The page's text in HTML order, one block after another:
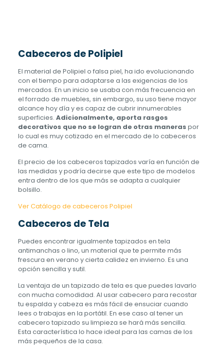
Cabeceros de Polipiel
El material de Polipiel o falsa piel, ha ido evolucionando
con el tiempo para adaptarse a las exigencias de los
mercados. En un inicio se usaba con más frecuencia en
el forrado de muebles, sin embargo, su uso tiene mayor
alcance hoy día y es capaz de cubrir innumerables
superficies. Adicionalmente, aporta rasgos
decorativos que no se logran de otras maneras por
lo cual es muy cotizado en el mercado de lo cabeceros
de cama.
El precio de los cabeceros tapizados varía en función de
las medidas y podría decirse que este tipo de modelos
entra dentro de los que más se adapta a cualquier
bolsillo.
Ver Catálogo de cabeceros Polipiel
Cabeceros de Tela
Puedes encontrar igualmente tapizados en tela
antimanchas o lino, un material que te permite más
frescura en verano y cierta calidez en invierno. Es una
opción sencilla y sutil.
La ventaja de un tapizado de tela es que puedes lavarlo
con mucha comodidad. Al usar cabecero para recostar
tu espalda y cabeza es más fácil de ensuciar cuando
lees o trabajas en la portátil. En ese caso al tener un
cabecero tapizado su limpieza se hará más sencilla.
Esta característica lo hace ideal para las camas de los
más pequeños de la casa.